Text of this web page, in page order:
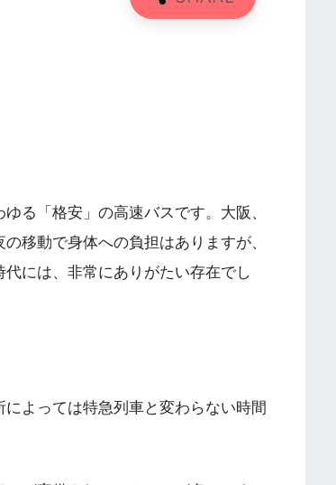
る「格安」の高速バスです。大阪、
移動で身体への負担はありますが、
には、非常にありがたい存在でし
よっては特急列車と変わらない時間